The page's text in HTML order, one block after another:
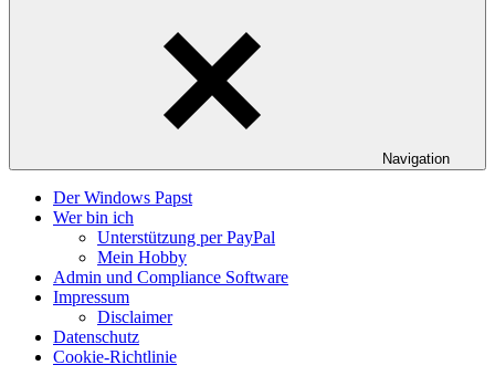
Navigation
Der Windows Papst
Wer bin ich
Unterstützung per PayPal
Mein Hobby
Admin und Compliance Software
Impressum
Disclaimer
Datenschutz
Cookie-Richtlinie